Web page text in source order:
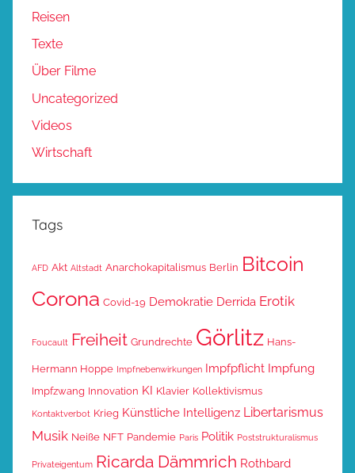
Reisen
Texte
Über Filme
Uncategorized
Videos
Wirtschaft
Tags
AFD Akt Altstadt Anarchokapitalismus Berlin Bitcoin
Corona Covid-19 Demokratie Derrida Erotik
Foucault Freiheit Grundrechte Görlitz Hans-
Hermann Hoppe Impfnebenwirkungen Impfpflicht Impfung
Impfzwang Innovation KI Klavier Kollektivismus
Kontaktverbot Krieg Künstliche Intelligenz Libertarismus
Musik Neiße NFT Pandemie Paris Politik Poststrukturalismus
Privateigentum Ricarda Dämmrich Rothbard